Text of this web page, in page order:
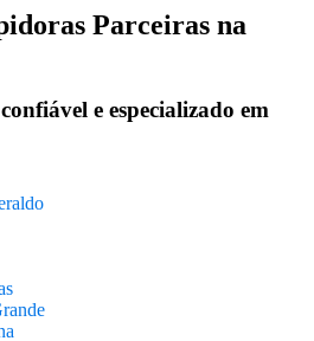
Parceiras na
e especializado em